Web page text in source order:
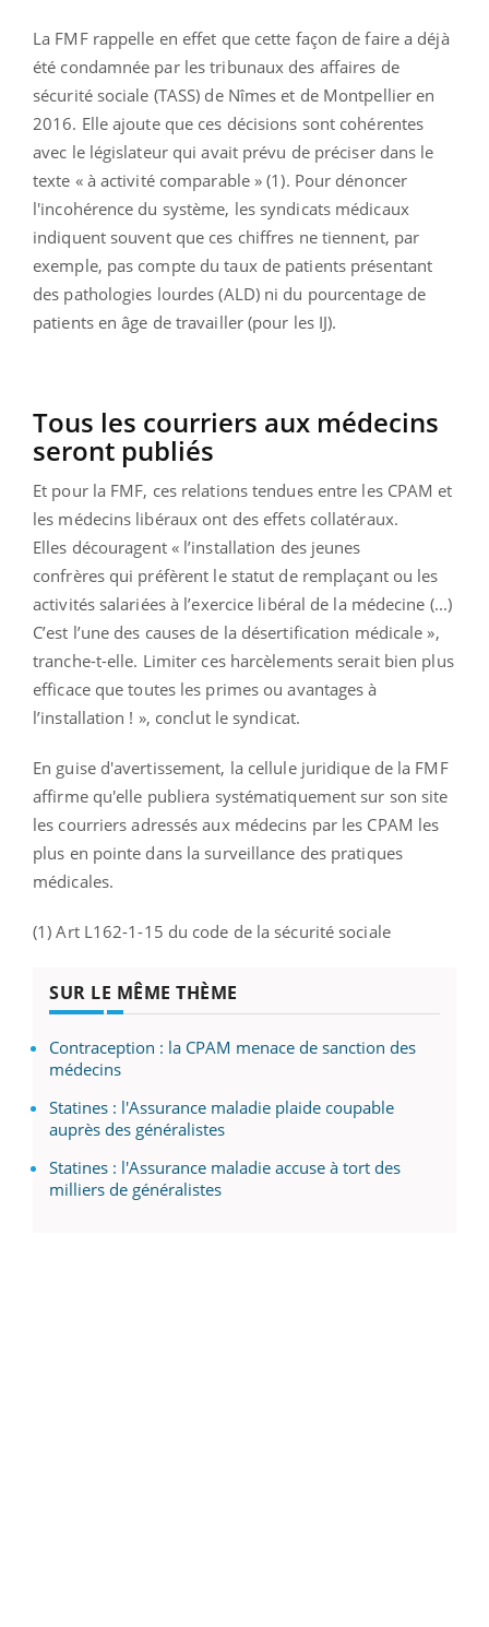
La FMF rappelle en effet que cette façon de faire a déjà
été condamnée par les tribunaux des affaires de
sécurité sociale (TASS) de Nîmes et de Montpellier en
2016. Elle ajoute que ces décisions sont cohérentes
avec le législateur qui avait prévu de préciser dans le
texte « à activité comparable » (1). Pour dénoncer
l'incohérence du système, les syndicats médicaux
indiquent souvent que ces chiffres ne tiennent, par
exemple, pas compte du taux de patients présentant
des pathologies lourdes (ALD) ni du pourcentage de
patients en âge de travailler (pour les IJ).
Tous les courriers aux médecins
seront publiés
Et pour la FMF, ces relations tendues entre les CPAM et
les médecins libéraux ont des effets collatéraux.
Elles découragent « l’installation des jeunes
confrères qui préfèrent le statut de remplaçant ou les
activités salariées à l’exercice libéral de la médecine (...)
C’est l’une des causes de la désertification médicale »,
tranche-t-elle. Limiter ces harcèlements serait bien plus
efficace que toutes les primes ou avantages à
l’installation ! », conclut le syndicat.
En guise d'avertissement, la cellule juridique de la FMF
affirme qu'elle publiera systématiquement sur son site
les courriers adressés aux médecins par les CPAM les
plus en pointe dans la surveillance des pratiques
médicales.
(1) Art L162-1-15 du code de la sécurité sociale
SUR LE MÊME THÈME
Contraception : la CPAM menace de sanction des
médecins
Statines : l'Assurance maladie plaide coupable
auprès des généralistes
Statines : l'Assurance maladie accuse à tort des
milliers de généralistes